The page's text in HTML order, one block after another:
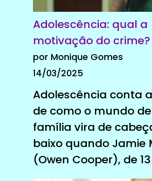
Adolescência: qual a
motivação do crime?
por Monique Gomes
14/03/2025
Adolescência conta
de como o mundo
família vira de
baixo quando Jamie
(Owen Cooper), de